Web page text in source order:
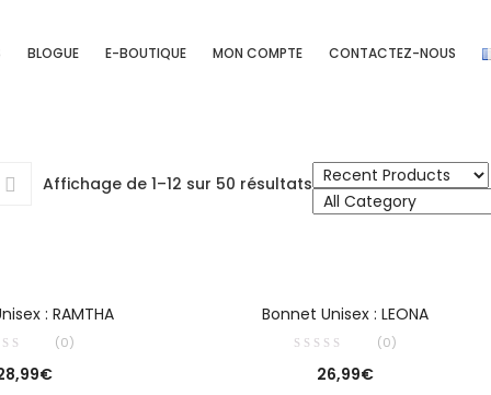
BLOGUE E-BOUTIQUE MON COMPTE CONTACTEZ-NOUS
Affichage de 1–12 sur 50 résultats
: RAMTHA
(0)
€
Bonnet Unisex : LEONA
(0)
26,99€